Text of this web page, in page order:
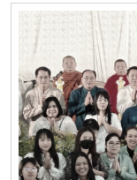
พงษ์พานิช และนาย
ชมเส้นทางและสถ
คุณพระช่วงเกษตร
คุณูปการของปูชนีย
ทางประวัติศาสตร์
นักศึกษาได้เข้าเยี่ย
และส่งเสริมวิชากา
วรรณ ให้การต้อนรั
ศาสตร์ และนักศึกษ
อินทนิล” เกิดขึ้นจา
คณะพยาบาลศาสต
เบื้องต้น การให้คำป
แก่นักศึกษา เพื่อให้
ที่ดีทั้งด้านร่างกายแ
ชีวิต ความปลอดภัย
โดยจะเปิดให้บริกา